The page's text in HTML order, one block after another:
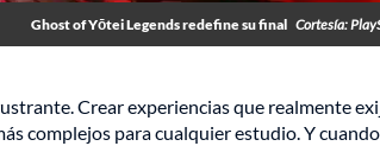
Ghost of Yōtei Legends redefine su final Cortesía:
Crear experiencias que realmente
complejos para cualquier estudio. Y